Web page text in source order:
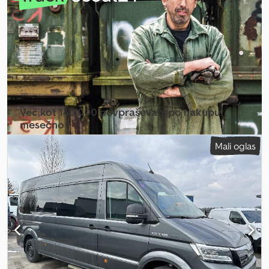
Mercedes-Benz Mobilovan with DSB and GGD Y10 First aid kit Y44
Warning triangle Z0A Major customer group 1 Z3R Premium tire
protection (3 years) Z42 Registration as passenger car ZC5 Sales
identifier 0 ZG2 Permanent all-wheel drive ZM4 Combi vehicle
ZQ8 Tourer PRO Dkedpfezrlz Usx Aprsr
kuhinja, Zaščitne folije še odstranjujemo!!! Dedpfxozq Acys Aprskr
Dobro vzdrževan avtobus višjega razreda – idealen za potovanja /
popolna oprema z zastekljeno streho.
Več kot 140.000 povpraševanj po nakupu
mesečno
Mali oglas